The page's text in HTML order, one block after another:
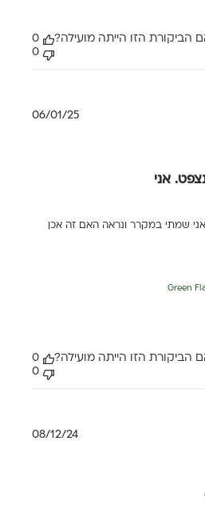
הביקורת הזו הייתה מועילה?
0
0
אני
שמתי במקרר ונראה האם זה אכן
תאריך06/01/25
הביקורת הזו הייתה מועילה?
0
0
תאריך08/12/24